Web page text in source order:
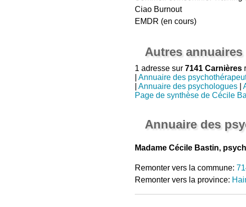
Ciao Burnout
EMDR (en cours)
Autres
1 adresse sur 7141 Carnières
Annuaire des
Annuaire des psychologues|
Page de synthèse de Cécile
Annuaire des
Madame Cécile Bastin,
Remonter vers la commune:
Remonter vers la province: